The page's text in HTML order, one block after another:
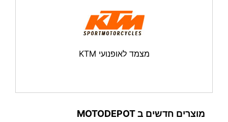
מצמד לאופנועי KTM
מוצרים חדשים ב MOTODEPOT